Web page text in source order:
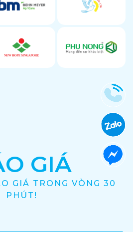
GIÁ
GIÁ TRONG VÒNG 30
PHÚT!